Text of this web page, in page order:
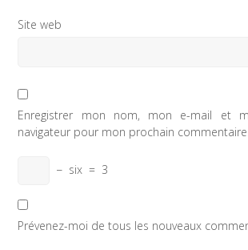
Site web
Enregistrer mon nom, mon e-mail et
navigateur pour mon prochain
− six = 3
Prévenez-moi de tous les nouveaux